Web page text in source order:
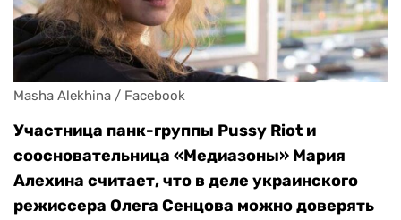
Masha Alekhina / Facebook
Участница панк-группы Pussy Riot и
соосновательница «Медиазоны» Мария
Алехина считает, что в деле украинского
режиссера Олега Сенцова можно доверять